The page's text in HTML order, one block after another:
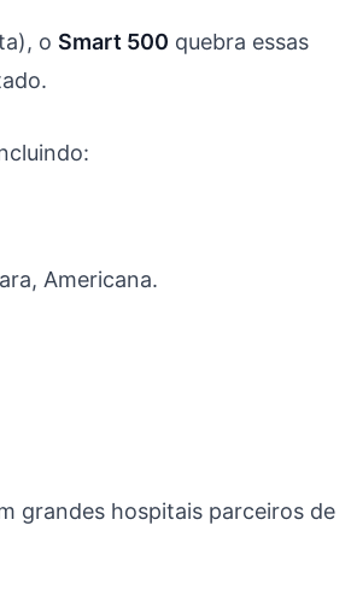
o Smart 500 quebra essas
Americana.
grandes hospitais parceiros de